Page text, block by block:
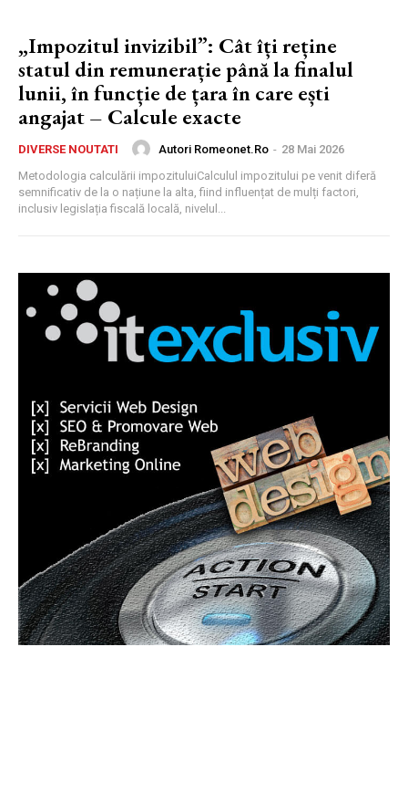
„Impozitul invizibil”: Cât îți reține
statul din remunerație până la finalul
lunii, în funcție de țara în care ești
angajat – Calcule exacte
DIVERSE NOUTATI Autori Romeonet.ro - 28 Mai 2026
Metodologia calculării impozituluiCalculul impozitului pe venit diferă
semnificativ de la o națiune la alta, fiind influențat de mulți factori,
inclusiv legislația fiscală locală, nivelul...